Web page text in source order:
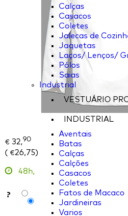
Calças
Casacos
Coletes
Jalecas de
Jaquetas
Laços/ Lenços/
Pólos
Saias
Industrial
VESTUÁRIO
INDUSTRIAL
Aventais
Batas
Calças
Calções
Casacos
Coletes
Fatos de Macaco
Jardineiras
Varios
€ 32,90
( €26,75)
48h,
?